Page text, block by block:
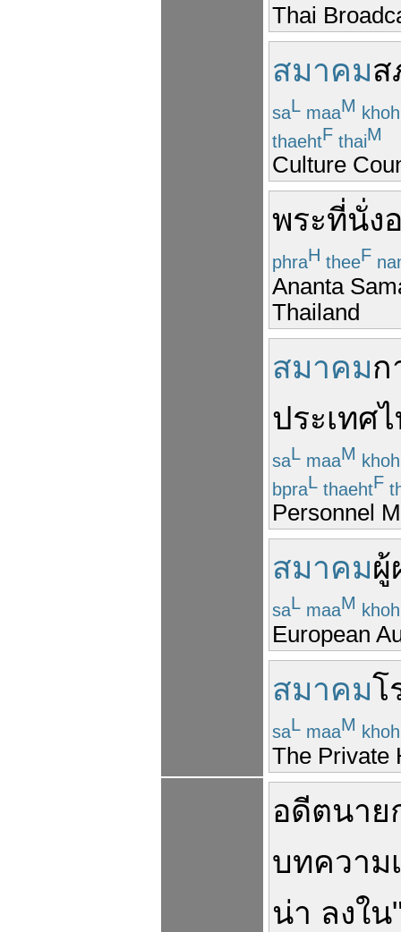
Thai
สมาคมส
saL maaM
thaehtF thaiM
Culture
พระที่นั่ง
phraH theeF
Ananta
Thailand
สมาคมก
ประเทศ
saL maaM
bpraL thaehtF
Personnel
สมาคมผู้
saL maaM
European
สมาคมโ
saL maaM
The Private
อดีตนาย
บทความ
น่า ลงใน